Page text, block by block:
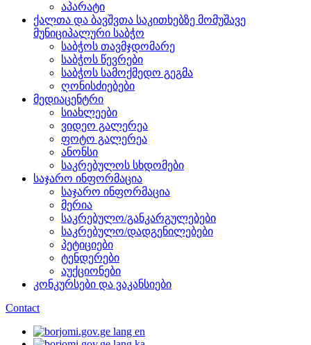
აპარატი
ქალთა და ბავშვთა საკითხებზე მომუშავე
მუნიციპალური საბჭო
საბჭოს თავმჯდომარე
საბჭოს წევრები
საბჭოს სამოქმედო გეგმა
ღონისძიებები
მედიაცენტრი
სიახლეები
ვიდეო გალერეა
ფოტო გალერეა
ანონსი
საკრებულოს სხდომები
საჯარო ინფორმაცია
საჯარო ინფორმაცია
მერია
საკრებულო/განკარგულებები
საკრებულო/დადგენილებები
პეტიციები
ტენდერები
აუქციონები
კონკურსები და ვაკანსიები
Contact